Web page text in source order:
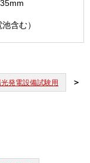
含む）
発電設備試験用